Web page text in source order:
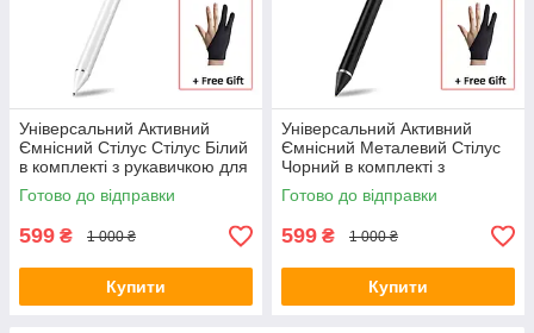
Універсальний Активний
Ємнісний Стілус Стілус Білий
в комплекті з рукавичкою для
телефону, планшета
Готово до відправки
599 ₴ 1 000 ₴
Купити
Універсальний Активний
Ємнісний Металевий Стілус
Чорний в комплекті з
рукавичкою для телефону,
планшета
Готово до відправки
599 ₴ 1 000 ₴
Купити